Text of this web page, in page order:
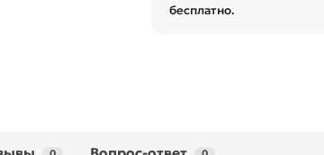
бесплатно.